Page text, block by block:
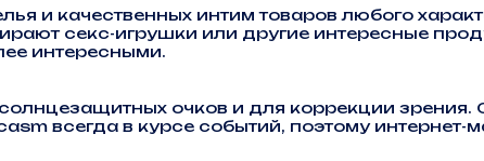
и качественных интим товаров любого
секс-игрушки или другие интересные
интересными.
очков и для коррекции зрения.
всегда в курсе событий, поэтому